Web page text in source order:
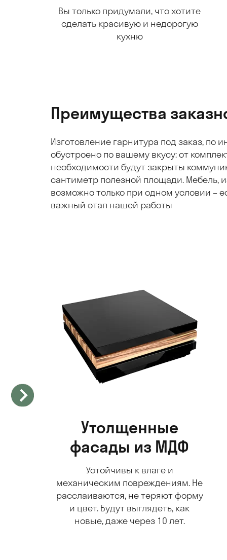
Вы только придумали, что хотите
сделать красивую и недорогую
кухню
Преимущества
Изготовление гарнитура под заказ, по
обустроено по вашему вкусу: от
необходимости будут закрыты
сантиметр полезной площади. Мебель,
возможно только при одном условии –
важный этап нашей работы
Утолщенные
фасады из МДФ
Устойчивы к влаге и
механическим повреждениям. Не
расслаиваются, не теряют форму
и цвет. Будут выглядеть, как
новые, даже через 10 лет.